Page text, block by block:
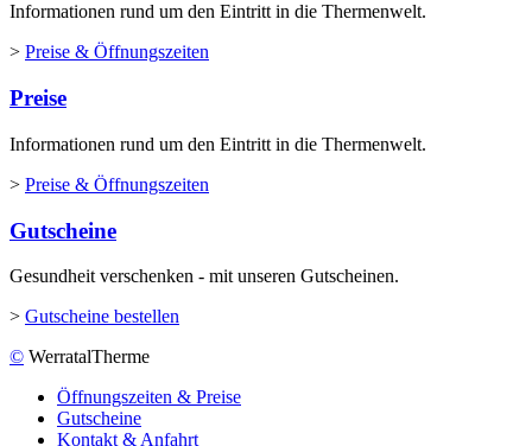
Informationen rund um den Eintritt in die Thermenwelt.
> Preise & Öffnungszeiten
Preise
Informationen rund um den Eintritt in die Thermenwelt.
> Preise & Öffnungszeiten
Gutscheine
Gesundheit verschenken - mit unseren Gutscheinen.
> Gutscheine bestellen
© WerratalTherme
Öffnungszeiten & Preise
Gutscheine
Kontakt & Anfahrt